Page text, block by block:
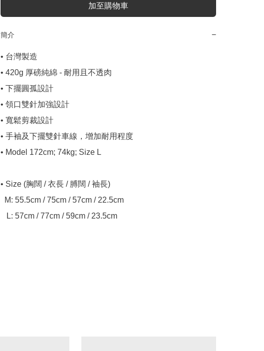
加至購物車
簡介 −
• 台灣製造
• 420g 厚磅純綿 - 耐用且不透肉
• 下擺圓孤設計
• 領口雙針加強設計
• 寬鬆剪裁設計
• 手袖及下擺雙針車線，增加耐用程度
• Model 172cm; 74kg; Size L
• Size (胸闊 / 衣長 / 膊闊 / 袖長)
   L: 57cm / 77cm / 59cm / 23.5cm